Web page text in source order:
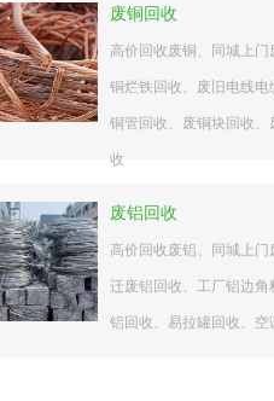
废铜回收
高价回收废铜、同城上
铜烂铁回收、废旧电线
铜管回收、废铜块回收
收
废铝回收
高价回收废铝、同城上
迁废铝回收、工厂铝边
铝回收、易拉罐回收、空